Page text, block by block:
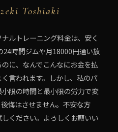
Toshiaki
ルトレーニング料金は、安く
24時間ジムや月18000円通い放
に、なんでこんなにお金を払
言われます。しかし、私のパ
限の時間と最小限の労力で変
悔はさせません。不安な方
ください。よろしくお願いい